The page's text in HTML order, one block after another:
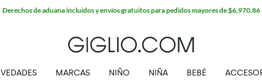
MARCAS NIÑO NIÑA BEBÉ
Derechos de aduana incluidos y envíos gratuitos para pedidos mayores de $6,970.86